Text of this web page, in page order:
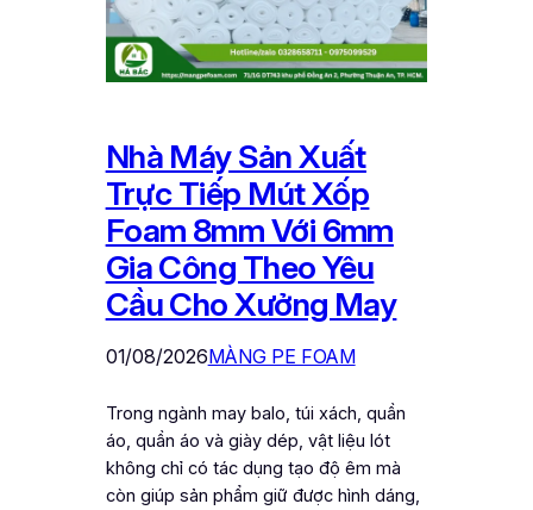
Nhà Máy Sản Xuất
Trực Tiếp Mút Xốp
Foam 8mm Với 6mm
Gia Công Theo Yêu
Cầu Cho Xưởng May
01/08/2026MÀNG PE FOAM
Trong ngành may balo, túi xách, quần
áo, quần áo và giày dép, vật liệu lót
không chỉ có tác dụng tạo độ êm mà
còn giúp sản phẩm giữ được hình dáng,